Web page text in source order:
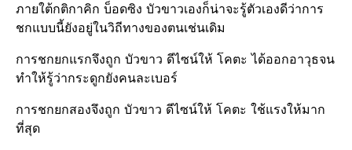
ภายใต้กติกาคิก บ็อดซิง บัวขาวเองก็น่าจะรู้ตัวเองดีว่าการ
ชกแบบนี้ยังอยู่ในวิถีทางของตนเช่นเดิม
การชกยกแรกจึงถูก บัวขาว ดีไซน์ให้ โคตะ ได้ออกอาวุธจน
ทำให้รู้ว่ากระดูกยังคนละเบอ​ร์
การชกยกสองจึงถูก บัวขาว ดีไซน์ให้ โคตะ ใช้แรงให้มาก
ที่สุด